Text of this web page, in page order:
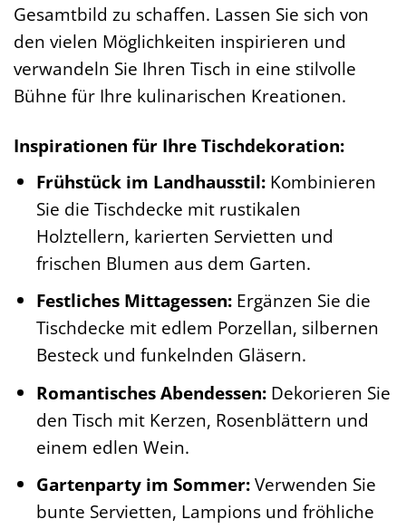
Gesamtbild zu schaffen. Lassen Sie sich von
den vielen Möglichkeiten inspirieren und
verwandeln Sie Ihren Tisch in eine stilvolle
Bühne für Ihre kulinarischen Kreationen.
Inspirationen für Ihre Tischdekoration:
Frühstück im Landhausstil:Kombinieren
Sie die Tischdecke mit rustikalen
Holztellern, karierten Servietten und
frischen Blumen aus dem Garten.
Festliches Mittagessen:Ergänzen Sie die
Tischdecke mit edlem Porzellan, silbernen
Besteck und funkelnden Gläsern.
Romantisches Abendessen:Dekorieren Sie
den Tisch mit Kerzen, Rosenblättern und
einem edlen Wein.
Gartenparty im Sommer:Verwenden Sie
bunte Servietten, Lampions und fröhliche